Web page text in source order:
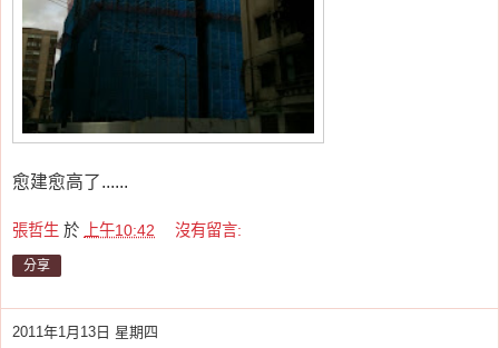
愈建愈高了......
張哲生 於 上午10:42 沒有留言:
分享
2011年1月13日 星期四